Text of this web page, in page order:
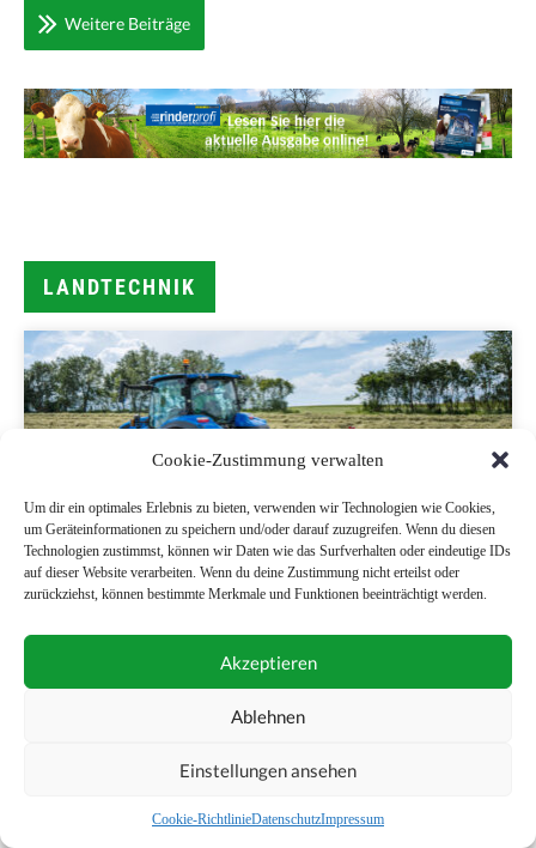
Cookie-Zustimmung verwalten
Um dir ein optimales Erlebnis zu bieten, verwenden wir Technologien wie Cookies,
um Geräteinformationen zu speichern und/oder darauf zuzugreifen. Wenn du diesen
Technologien zustimmst, können wir Daten wie das Surfverhalten oder eindeutige IDs
auf dieser Website verarbeiten. Wenn du deine Zustimmung nicht erteilst oder
zurückziehst, können bestimmte Merkmale und Funktionen beeinträchtigt werden.
Akzeptieren
Ablehnen
Einstellungen ansehen
Cookie-RichtlinieDatenschutzImpressum
Weitere Beiträge
LANDTECHNIK
Pöttinger TOP V 6520 C: Wendiger Schwader für
hochwertiges Futter